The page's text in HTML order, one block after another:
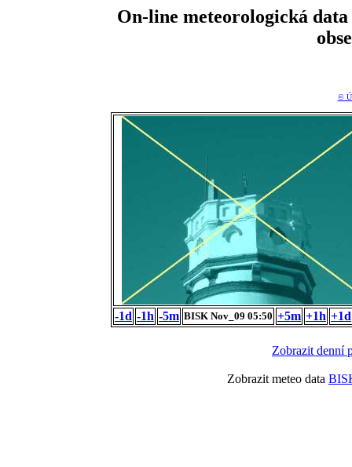
On-line meteorologická
©
-1d -1h -5m BISK Nov_09 05:50 +5m +1h +1d
Zobrazit denní
Zobrazit meteo data